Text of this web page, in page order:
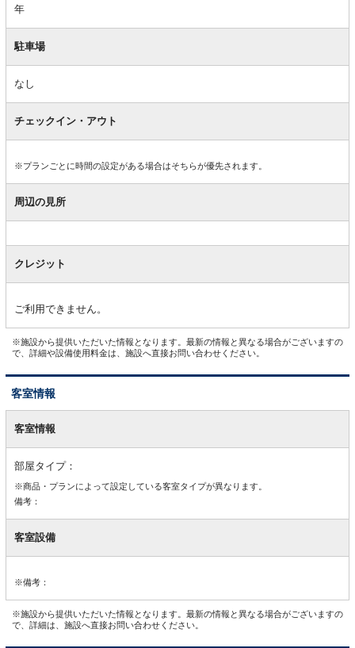
年
駐車場
なし
チェックイン・アウト
※プランごとに時間の設定がある場合はそちらが優先されます。
周辺の見所
クレジット
ご利用できません。
※施設から提供いただいた情報となります。最新の情報と異なる場合がございますの
で、詳細や設備使用料金は、施設へ直接お問い合わせください。
客室情報
室客室情報
部屋タイプ：
※商品・プランによって設定している客室タイプが異なります。
備考：
客室設備
※備考：
※施設から提供いただいた情報となります。最新の情報と異なる場合がございますの
で、詳細は、施設へ直接お問い合わせください。